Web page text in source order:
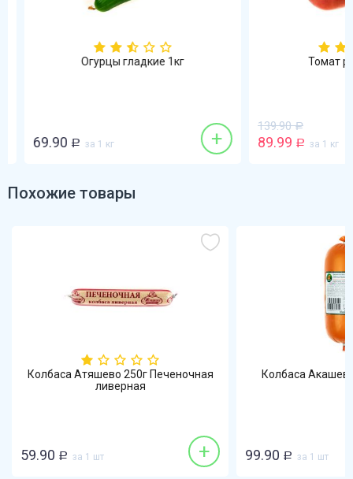
Огурцы гладкие 1кг
69.90 Р за 1 кг +
Томат
139.90 Р
89.99 Р за 1 кг
Похожие товары
Колбаса Атяшево 250г Печеночная
ливерная
59.90 Р за 1 шт +
Колбаса
99.90 Р за 1 шт